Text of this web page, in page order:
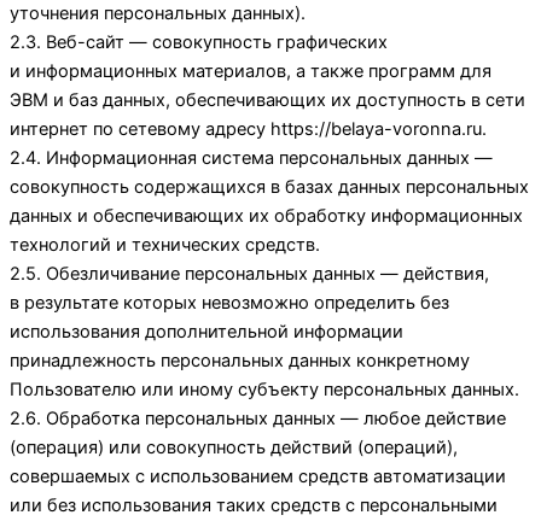
уточнения персональных данных).
2.3. Веб-сайт — совокупность графических
и информационных материалов, а также программ для
ЭВМ и баз данных, обеспечивающих их доступность в сети
интернет по сетевому адресу https://belaya-voronna.ru.
2.4. Информационная система персональных данных —
совокупность содержащихся в базах данных персональных
данных и обеспечивающих их обработку информационных
технологий и технических средств.
2.5. Обезличивание персональных данных — действия,
в результате которых невозможно определить без
использования дополнительной информации
принадлежность персональных данных конкретному
Пользователю или иному субъекту персональных данных.
2.6. Обработка персональных данных — любое действие
(операция) или совокупность действий (операций),
совершаемых с использованием средств автоматизации
или без использования таких средств с персональными